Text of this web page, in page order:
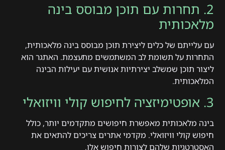
2. תחרות עם תוכן מבוסס בינה
מלאכותית
עם עלייתם של כלים ליצירת תוכן מבוסס בינה מלאכותית,
התחרות על תשומת לב המשתמשים מתעצמת. האתגר הוא
ליצור תוכן שמשלב יצירתיות אנושית עם יעילות הבינה
המלאכותית.
3. אופטימיזציה לחיפוש קולי וויזואלי
בינה מלאכותית מאפשרת חיפושים מתקדמים יותר, כולל
חיפוש קולי וויזואלי. מקדמי אתרים צריכים להתאים את
האסטרטגיות שלהם לצורות חיפוש אלו.